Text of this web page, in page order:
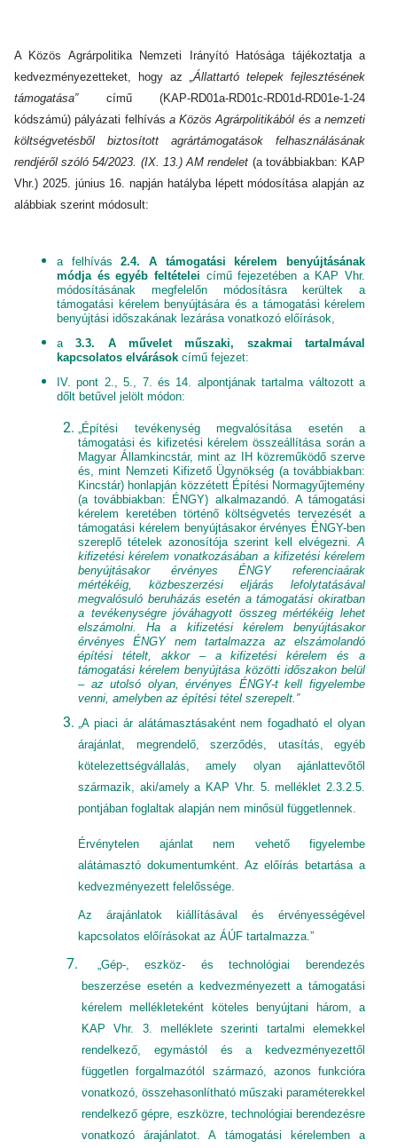
A Közös Agrárpolitika Nemzeti Irányító Hatósága tájékoztatja a
kedvezményezetteket, hogy az „Állattartó telepek fejlesztésének
támogatása”című (KAP-RD01a-RD01c-RD01d-RD01e-1-24
kódszámú) pályázati felhívás a Közös Agrárpolitikából és a nemzeti
költségvetésből biztosított agrártámogatások felhasználásának
rendjéről szóló 54/2023. (IX. 13.) AM rendelet (a továbbiakban: KAP
Vhr.) 2025. június 16. napján hatályba lépett módosítása alapján az
alábbiak szerint módosult:
a felhívás2.4. A támogatási kérelem benyújtásának
módja és egyéb feltételei című fejezetében a KAP Vhr.
módosításának megfelelőn módosításra kerültek a
támogatási kérelem benyújtására és a támogatási kérelem
benyújtási időszakának lezárása vonatkozó előírások,
a3.3. A művelet műszaki, szakmai tartalmával
kapcsolatos elvárások című fejezet:
IV. pont 2., 5., 7. és 14. alpontjának tartalma változott a
dőlt betűvel jelölt módon:
„Építési tevékenység megvalósítása esetén a
támogatási és kifizetési kérelem összeállítása során a
Magyar Államkincstár, mint az IH közreműködő szerve
és, mint Nemzeti Kifizető Ügynökség (a továbbiakban:
Kincstár) honlapján közzétett Építési Normagyűjtemény
(a továbbiakban: ÉNGY) alkalmazandó. A támogatási
kérelem keretében történő költségvetés tervezését a
támogatási kérelem benyújtásakor érvényes ÉNGY-ben
szereplő tételek azonosítója szerint kell elvégezni.A
kifizetési kérelem vonatkozásában a kifizetési kérelem
benyújtásakor érvényes ÉNGY referenciaárak
mértékéig, közbeszerzési eljárás lefolytatásával
megvalósuló beruházás esetén a támogatási okiratban
a tevékenységre jóváhagyott összeg mértékéig lehet
elszámolni. Ha a kifizetési kérelem benyújtásakor
érvényes ÉNGY nem tartalmazza az elszámolandó
építési tételt, akkor – a kifizetési kérelem és a
támogatási kérelem benyújtása közötti időszakon belül
– az utolsó olyan, érvényes ÉNGY-t kell figyelembe
venni, amelyben az építési tétel szerepelt.”
„A piaci ár alátámasztásaként nem fogadható el olyan
árajánlat, megrendelő, szerződés, utasítás, egyéb
kötelezettségvállalás, amely olyan ajánlattevőtől
származik, aki/amely a KAP Vhr. 5. melléklet 2.3.2.5.
pontjában foglaltak alapján nem minősül függetlennek.
Érvénytelen ajánlat nem vehető figyelembe
alátámasztó dokumentumként. Az előírás betartása a
kedvezményezett felelőssége.
Az árajánlatok kiállításával és érvényességével
kapcsolatos előírásokat az ÁÚF tartalmazza.”
„Gép-, eszköz- és technológiai berendezés
beszerzése esetén a kedvezményezett a támogatási
kérelem mellékleteként köteles benyújtani három, a
KAP Vhr. 3. melléklete szerinti tartalmi elemekkel
rendelkező, egymástól és a kedvezményezettől
független forgalmazótól származó, azonos funkcióra
vonatkozó, összehasonlítható műszaki paraméterekkel
rendelkező gépre, eszközre, technológiai berendezésre
vonatkozó árajánlatot. A támogatási kérelemben a